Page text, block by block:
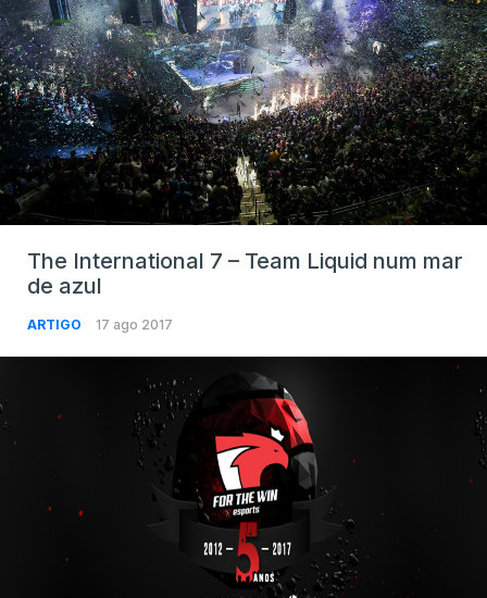
The International 7 – Team Liquid num mar
de azul
ARTIGO 17 ago 2017